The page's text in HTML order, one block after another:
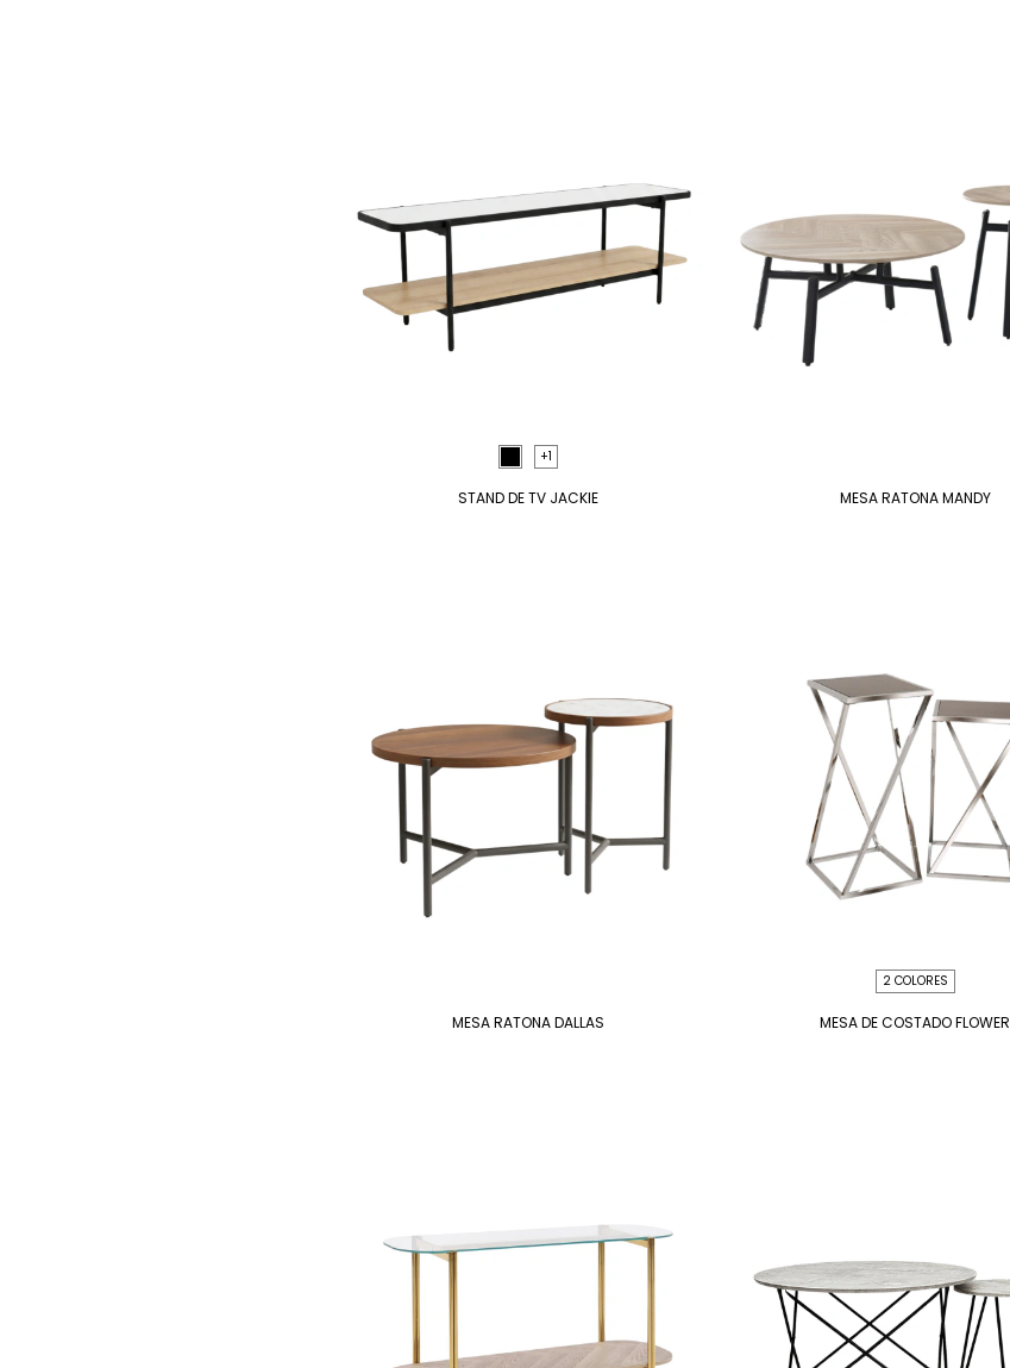
+1
STAND DE TV JACKIE MESA RATONA MANDY
MESA RATONA DALLAS
2 COLORES
MESA DE COSTADO FLOWER